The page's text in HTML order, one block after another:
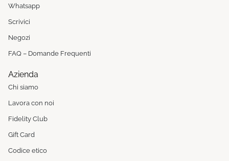
Whatsapp
Scrivici
Negozi
FAQ – Domande Frequenti
Azienda
Chi siamo
Lavora con noi
Fidelity Club
Gift Card
Codice etico